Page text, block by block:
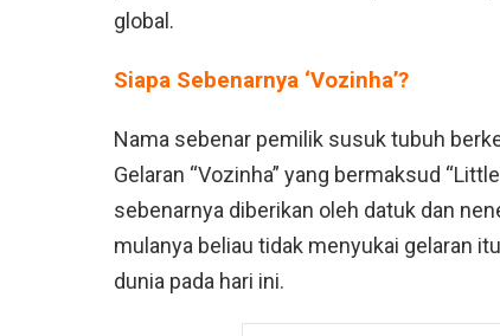
global.
Siapa Sebenarnya ‘Vozinha’?
Nama sebenar pemilik susuk tubuh
Gelaran “Vozinha” yang bermaksud
sebenarnya diberikan oleh datuk dan
mulanya beliau tidak menyukai gelaran
dunia pada hari ini.